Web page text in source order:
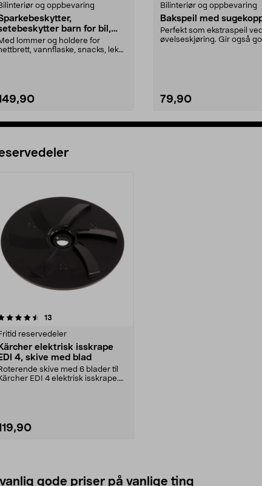
og oppbevaring
barn for bil,
oppbevaring
lommer og holdere for
vannflaske, snacks, leker
Bilinteriør og oppbevaring
Bakspeil med
Perfekt som ekstraspeil
øvelseskjøring. Gir også
79,90
13
reservedeler
Kärcher elektrisk isskrape
EDI 4, skive med blad
skive med 6 blader til
EDI 4 elektrisk isskrape.
gode priser på vanlige ting